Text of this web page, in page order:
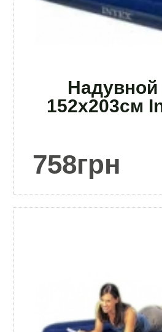
Надувной
152х203см
758грн